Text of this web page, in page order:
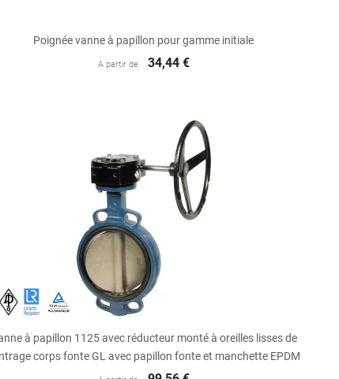
 Aperçu rapide
Poignée vanne à papillon pour gamme initiale
A partir de 34,44 €
Aperçu rapide
à papillon 1125 avec réducteur monté à oreilles lisses de
corps fonte GL avec papillon fonte et manchette EPDM